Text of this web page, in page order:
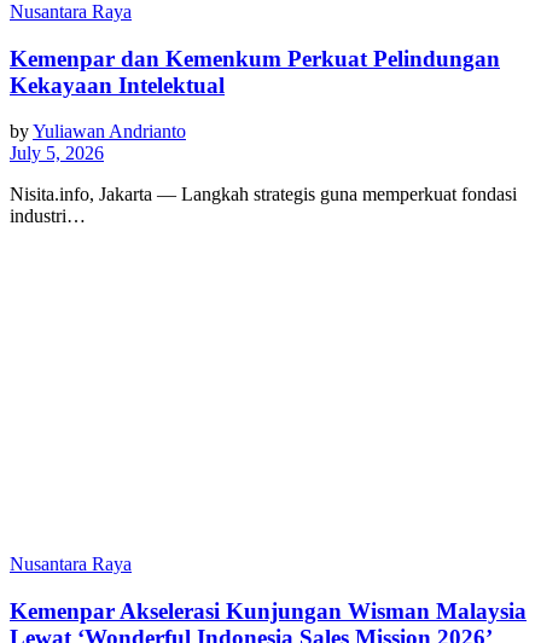
Nusantara Raya
Kemenpar dan Kemenkum Perkuat Pelindungan
Kekayaan Intelektual
byYuliawan Andrianto
July 5, 2026
Nisita.info, Jakarta — Langkah strategis guna memperkuat fondasi
industri…
Nusantara Raya
Kemenpar Akselerasi Kunjungan Wisman Malaysia
Lewat ‘Wonderful Indonesia Sales Mission 2026’